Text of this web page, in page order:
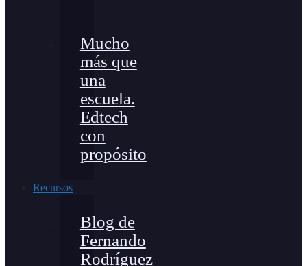
Mucho
más que
una
escuela.
Edtech
con
propósito
Recursos
Blog de
Fernando
Rodríguez